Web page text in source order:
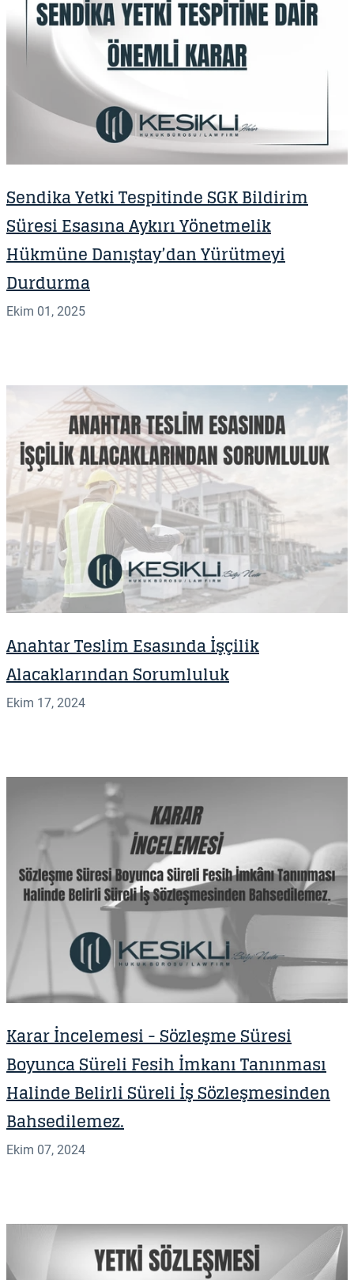
Sendika Yetki Tespitinde SGK Bildirim
Süresi Esasına Aykırı Yönetmelik
Hükmüne Danıştay’dan Yürütmeyi
Durdurma
Ekim 01, 2025
Anahtar Teslim Esasında İşçilik
Alacaklarından Sorumluluk
Ekim 17, 2024
Karar İncelemesi - S özleşme Süresi
Boyunca Süreli Fesih İmkanı Tanınması
Halinde Belirli Süreli İş Sözleşmesinden
Bahsedilemez.
Ekim 07, 2024